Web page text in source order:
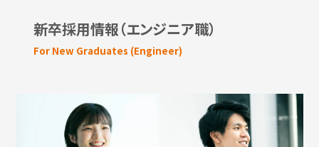
新卒採用情報（エンジニア職）
For New Graduates (Engineer)